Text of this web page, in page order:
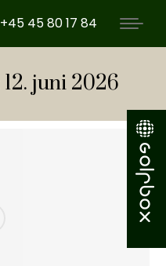
+45 45 80 17 84
12. juni 2026